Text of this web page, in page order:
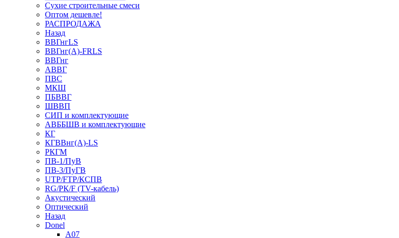
Сухие строительные смеси
Оптом дешевле!
РАСПРОДАЖА
Назад
ВВГнгLS
ВВГнг(А)-FRLS
ВВГнг
АВВГ
ПВС
МКШ
ПБВВГ
ШВВП
СИП и комплектующие
АВББШВ и комплектующие
КГ
КГВВнг(А)-LS
РКГМ
ПВ-1/ПуВ
ПВ-3/ПуГВ
UTP/FTP/КСПВ
RG/РК/F (TV-кабель)
Акустический
Оптический
Назад
Donel
A07